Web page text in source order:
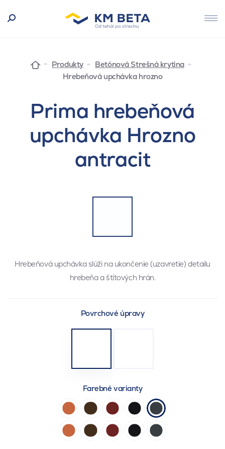
Produkty
Betónová Strešná krytina
Hrebeňová upchávka hrozno
Prima hrebeňová
upchávka Hrozno
antracit
Hrebeňová upchávka slúži na ukončenie (uzavretie) detailu
hrebeňa a štítových hrán.
Povrchové úpravy
Farebné varianty